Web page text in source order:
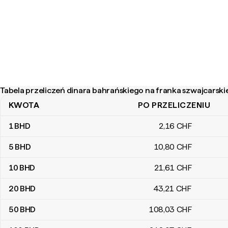
Tabela przeliczeń dinara bahrańskiego na franka
Tabela przeliczeń dinara bahrańskiego na franka szwajcarskiego
KWOTA PO PRZELICZENIU
1BHD 2,16 CHF
5 BHD 10,80 CHF
10 BHD 21,61 CHF
20 BHD 43,21 CHF
50 BHD 108,03 CHF